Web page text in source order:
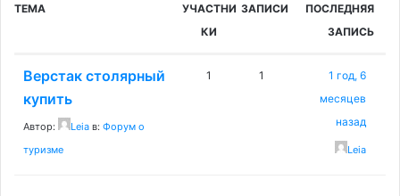
ТЕМА
УЧАСТНИ
КИ
ЗАПИСИ
ПОСЛЕДНЯЯ
ЗАПИСЬ
Верстак столярный
купить
Автор: Leia в: Форум о
туризме
1 1
1 год, 6
месяцев
назад
Leia